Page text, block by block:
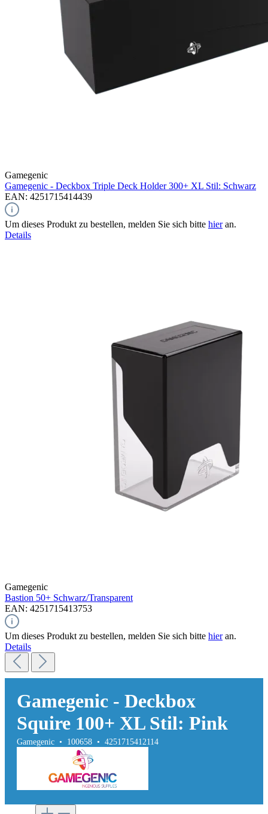
Gamegenic
Gamegenic - Deckbox Triple Deck Holder 300+ XL Stil: Schwarz
EAN: 4251715414439
Um dieses Produkt zu bestellen, melden Sie sich bitte hieran.
Details
Gamegenic
Bastion 50+ Schwarz/Transparent
EAN: 4251715413753
Um dieses Produkt zu bestellen, melden Sie sich bitte hieran.
Details
Gamegenic - Deckbox
Squire 100+ XL Stil: Pink
Gamegenic • 100658 • 4251715412114